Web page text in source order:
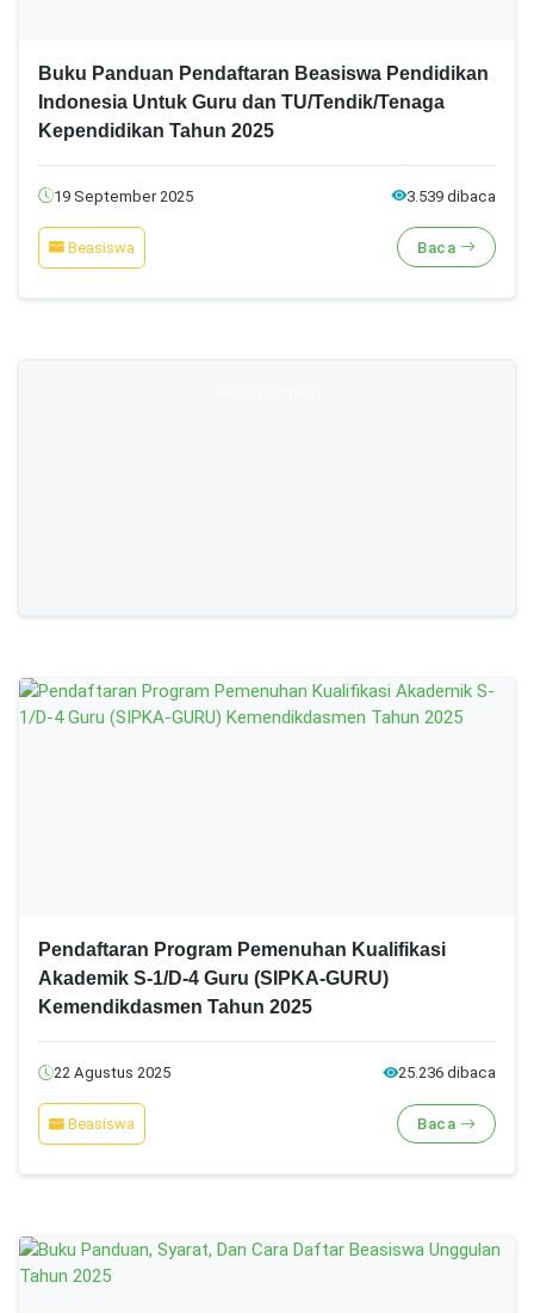
Buku Panduan Pendaftaran Beasiswa Pendidikan
Indonesia Untuk Guru dan TU/Tendik/Tenaga
Kependidikan Tahun 2025
19 September 2025 3.539 dibaca
Beasiswa Baca
Pendaftaran Program Pemenuhan Kualifikasi
Akademik S-1/D-4 Guru (SIPKA-GURU)
Kemendikdasmen Tahun 2025
22 Agustus 2025 25.236 dibaca
Beasiswa Baca